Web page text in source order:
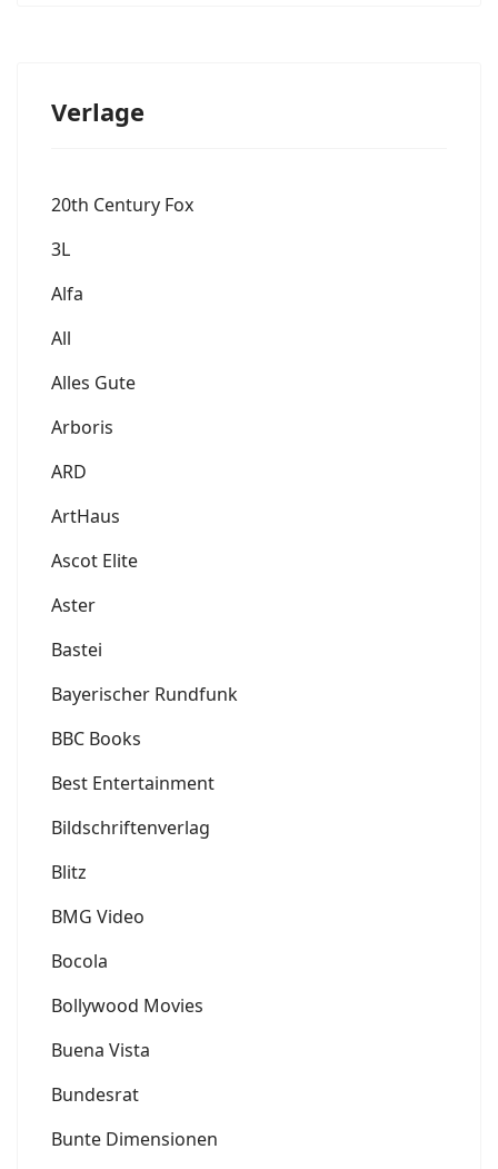
Verlage
20th Century Fox
3L
Alfa
All
Alles Gute
Arboris
ARD
ArtHaus
Ascot Elite
Aster
Bastei
Bayerischer Rundfunk
BBC Books
Best Entertainment
Bildschriftenverlag
Blitz
BMG Video
Bocola
Bollywood Movies
Buena Vista
Bundesrat
Bunte Dimensionen